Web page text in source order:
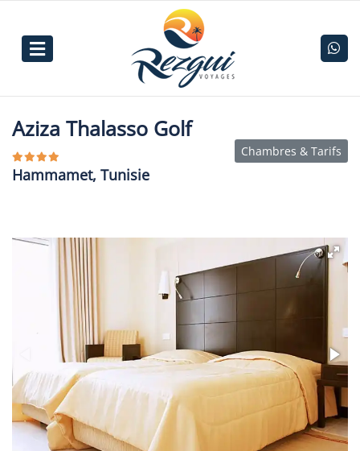
Aziza Thalasso Golf
Hammamet, Tunisie
Chambres & Tarifs